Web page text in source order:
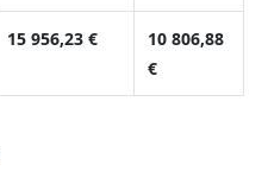
15 956,23 €
10 806,88
€